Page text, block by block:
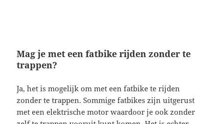
Mag je met een fatbike rijden zonder te
trappen?
Ja, het is mogelijk om met een fatbike te rijden
zonder te trappen. Sommige fatbikes zijn uitgerust
met een elektrische motor waardoor je ook zonder